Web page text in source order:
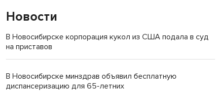
Новости
В Новосибирске корпорация кукол из США подала в суд
на приставов
В Новосибирске минздрав объявил бесплатную
диспансеризацию для 65-летних